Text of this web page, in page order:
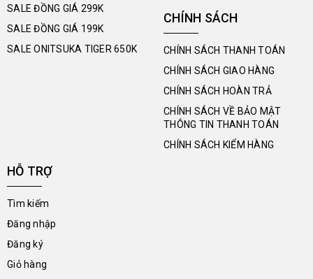
SALE ĐỒNG GIÁ 299K
SALE ĐỒNG GIÁ 199K
SALE ONITSUKA TIGER 650K
CHÍNH SÁCH
CHÍNH SÁCH THANH TOÁN
CHÍNH SÁCH GIAO HÀNG
CHÍNH SÁCH HOÀN TRẢ
CHÍNH SÁCH VỀ BẢO MẬT
THÔNG TIN THANH TOÁN
CHÍNH SÁCH KIỂM HÀNG
HỖ TRỢ
Tìm kiếm
Đăng nhập
Đăng ký
Giỏ hàng